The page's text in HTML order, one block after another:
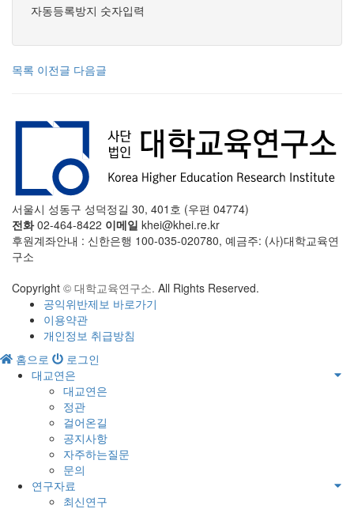
자동등록방지 숫자입력
목록 이전글 다음글
서울시 성동구 성덕정길 30, 401호 (우편 04774)
전화02-464-8422 이메일 khei@khei.re.kr
후원계좌안내 : 신한은행 100-035-020780, 예금주: (사)대학교육연
구소
Copyright © 대학교육연구소. All Rights Reserved.
공익위반제보 바로가기
이용약관
개인정보 취급방침
홈으로
로그인
대교연은
대교연은
정관
걸어온길
공지사항
자주하는질문
문의
연구자료
최신연구